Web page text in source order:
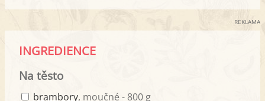
REKLAMA
INGREDIENCE
Na těsto
brambory, moučné - 800 g